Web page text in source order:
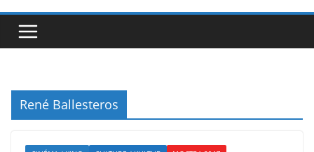
René Ballesteros